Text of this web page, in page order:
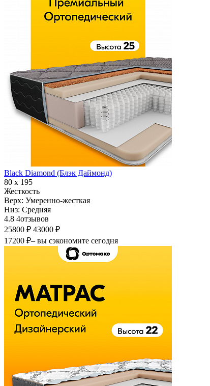
Black Diamond (Блэк Даймонд)
80 х 195
Жесткость
Верх: Умеренно-жесткая
Низ: Средняя
4.8 4отзывов
25800 ₽ 43000 ₽
17200 ₽– вы сэкономите сегодня